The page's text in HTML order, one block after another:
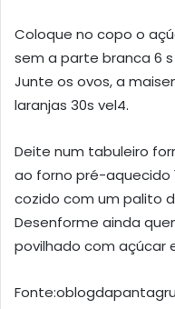
Coloque no copo o
sem a parte branca 6 s
Junte os ovos, a
laranjas 30s vel4.
Deite num tabuleiro
ao forno pré-aquecido
cozido com um palito
Desenforme ainda
povilhado com açúcar